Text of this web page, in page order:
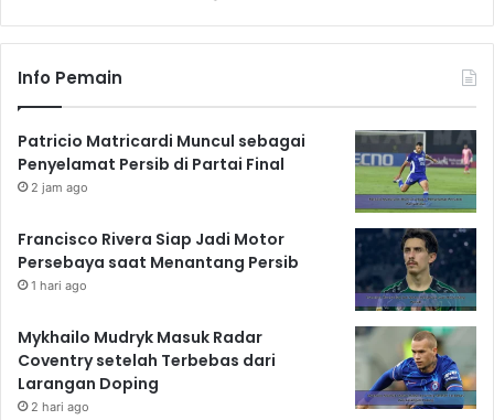
Info Pemain
Patricio Matricardi Muncul sebagai
Penyelamat Persib di Partai Final
2 jam ago
Francisco Rivera Siap Jadi Motor
Persebaya saat Menantang Persib
1 hari ago
Mykhailo Mudryk Masuk Radar
Coventry setelah Terbebas dari
Larangan Doping
2 hari ago